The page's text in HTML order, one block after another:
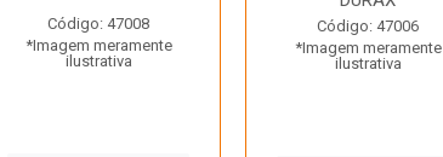
Código: 47008
*Imagem meramente
ilustrativa
Código: 47006
*Imagem meramente
ilustrativa